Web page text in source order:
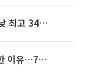
[내일 날씨] 전국 무더위 계속…10일 낮 최고 34도 육박
추미애가 페이스북서 네 번 재정을 말한 이유…7700억 추경 열쇠는 도의회에